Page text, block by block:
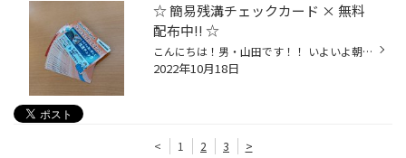
☆ 簡易残溝チェックカード × 無料
配布中!! ☆
こんにちは！男・山田です！！ いよいよ朝晩は寒くなってきて、 『 布団から出たくなーい。。』 『 あったかいお鍋食べたいなぁ～。 』 『 いや待てよ、おでんも良いかな？？ 』と、 確実に " 冬 " を感じ始めた、ここ最近。 それに伴いスタッドレスタイヤの お問い合わせも増えてまいりました！ 中...
2022年10月18日
< 1 2 3 >